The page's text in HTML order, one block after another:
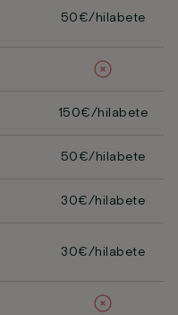
50€/hilabete
150€/hilabete
50€/hilabete
30€/hilabete
30€/hilabete